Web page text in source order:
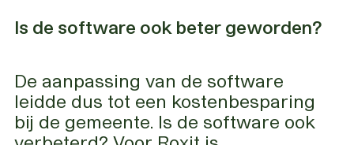
Is de software ook beter geworden?
De aanpassing van de software
leidde dus tot een kostenbesparing
bij de gemeente. Is de software ook